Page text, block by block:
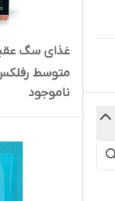
غذای سگ
فله ای (
شاپ لئو)
ناموجود